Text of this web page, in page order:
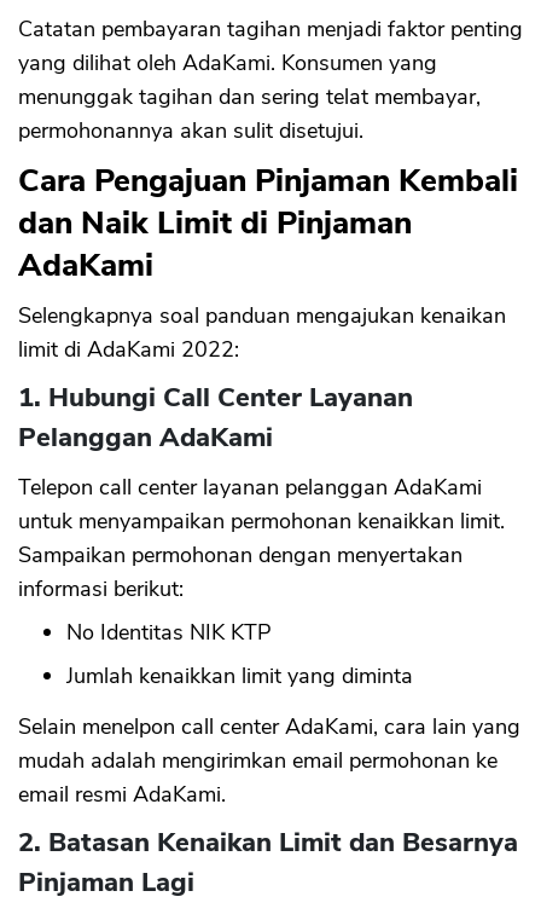
Catatan pembayaran tagihan menjadi faktor penting
yang dilihat oleh AdaKami. Konsumen yang
menunggak tagihan dan sering telat membayar,
permohonannya akan sulit disetujui.
Cara Pengajuan Pinjaman Kembali
dan Naik Limit di Pinjaman
AdaKami
Selengkapnya soal panduan mengajukan kenaikan
limit di AdaKami 2022:
1. Hubungi Call Center Layanan
Pelanggan AdaKami
Telepon call center layanan pelanggan AdaKami
untuk menyampaikan permohonan kenaikkan limit.
Sampaikan permohonan dengan menyertakan
informasi berikut:
No Identitas NIK KTP
Jumlah kenaikkan limit yang diminta
Selain menelpon call center AdaKami, cara lain yang
mudah adalah mengirimkan email permohonan ke
email resmi AdaKami.
2. Batasan Kenaikan Limit dan Besarnya
Pinjaman Lagi